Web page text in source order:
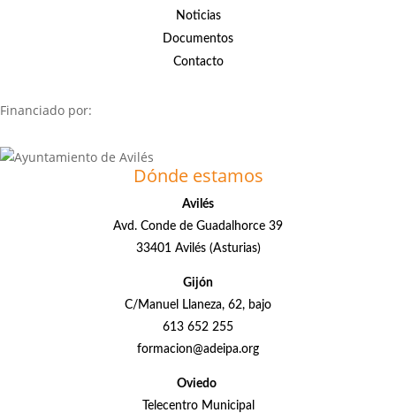
Noticias
Documentos
Contacto
Financiado por:
Dónde estamos
Avilés
Avd. Conde de Guadalhorce 39
33401 Avilés (Asturias)
Gijón
C/Manuel Llaneza, 62, bajo
613 652 255
formacion@adeipa.org
Oviedo
Telecentro Municipal